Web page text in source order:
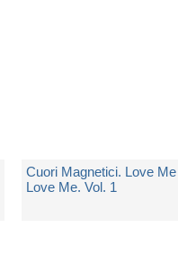
Cuori Magnetici. Love Me
Love Me. Vol. 1